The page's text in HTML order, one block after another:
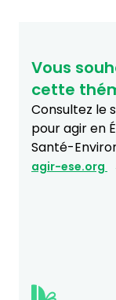
Vous
cette
Consultez le
pour agir en
Santé-
agir-ese.org